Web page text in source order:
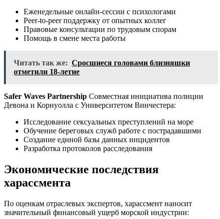
Еженедельные онлайн-сессии с психологами
Peer-to-peer поддержку от опытных коллег
Правовые консультации по трудовым спорам
Помощь в смене места работы
Читать так же: Сросшиеся головами близняшки
отметили 18-летие
Safer Waves Partnership Совместная инициатива полиции
Девона и Корнуолла с Университетом Винчестера:
Исследование сексуальных преступлений на море
Обучение береговых служб работе с пострадавшими
Создание единой базы данных инцидентов
Разработка протоколов расследования
Экономические последствия
харассмента
По оценкам отраслевых экспертов, харассмент наносит
значительный финансовый ущерб морской индустрии: